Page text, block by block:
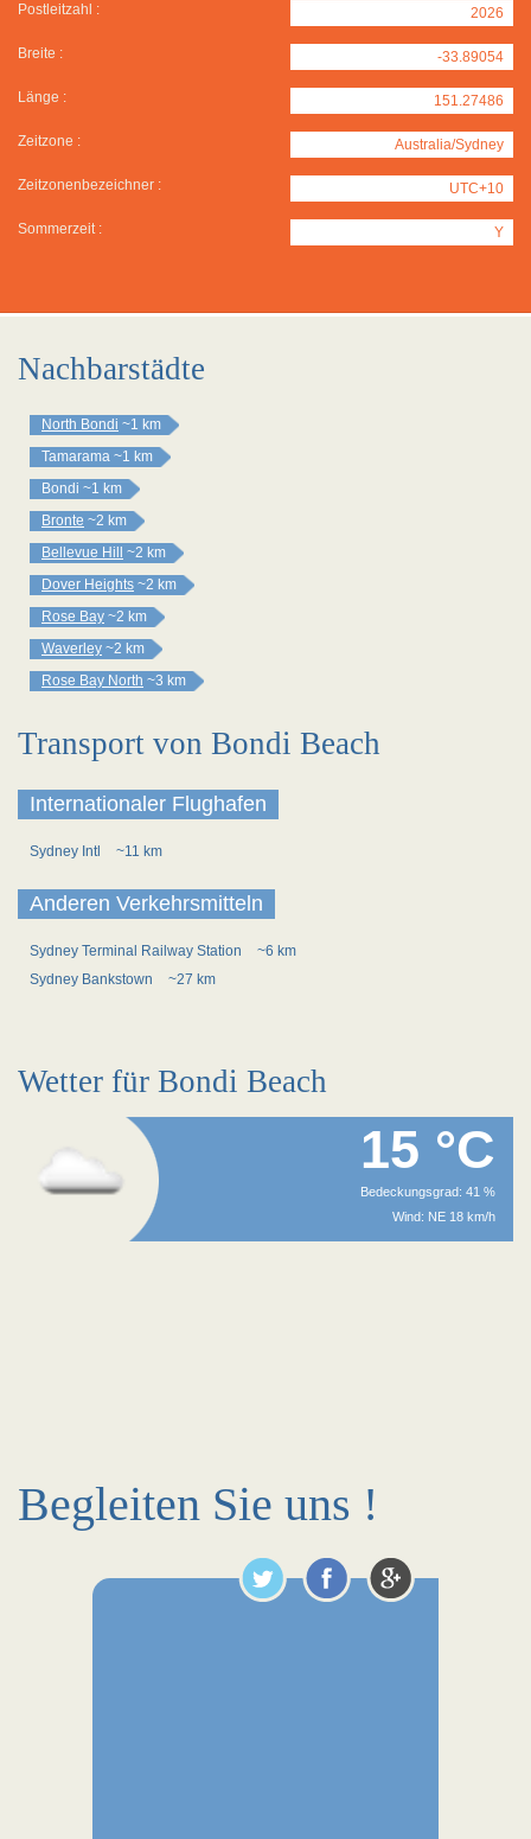
Postleitzahl : 2026
Breite : -33.89054
Länge : 151.27486
Zeitzone : Australia/Sydney
Zeitzonenbezeichner : UTC+10
Sommerzeit : Y
Nachbarstädte
North Bondi ~1 km
Tamarama ~1 km
Bondi ~1 km
Bronte ~2 km
Bellevue Hill
~2 km
Dover Heights ~2 km
Rose Bay ~2 km
Waverley ~2 km
Rose Bay North ~3 km
Transport von Bondi Beach
Internationaler Flughafen
Sydney Intl ~11 km
Anderen Verkehrsmitteln
Sydney Terminal Railway Station
~6 km
Sydney Bankstown
~27 km
Wetter für Bondi Beach
15 °C
Bedeckungsgrad: 41 %
Wind: NE 18 km/h
Begleiten Sie uns !